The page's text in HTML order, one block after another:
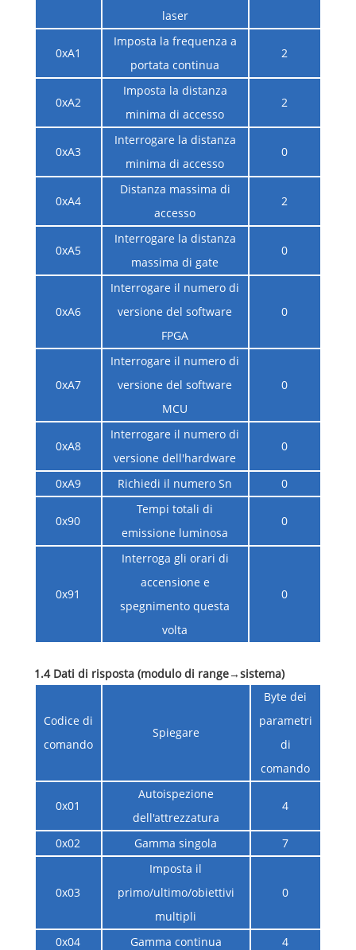
laser
0xA1
Imposta la frequenza a
portata continua
2
0xA2
Imposta la distanza
minima di accesso
2
0xA3
Interrogare la distanza
minima di accesso
0
0xA4
Distanza massima di
accesso
2
0xA5
Interrogare la distanza
massima di gate
0
0xA6
Interrogare il numero di
versione del software
FPGA
0
0xA7
Interrogare il numero di
versione del software
MCU
0
0xA8
Interrogare il numero di
versione dell'hardware
0
0xA9 Richiedi il numero Sn 0
0x90
Tempi totali di
emissione luminosa
0
0x91
Interroga gli orari di
accensione e
spegnimento questa
volta
0
1.4 Dati di risposta (modulo di range→sistema)
Codice di
comando
Spiegare
Byte dei
parametri
di
comando
0x01
Autoispezione
dell'attrezzatura
4
0x02 Gamma singola 7
0x03
Imposta il
primo/ultimo/obiettivi
multipli
0
0x04 Gamma continua
4